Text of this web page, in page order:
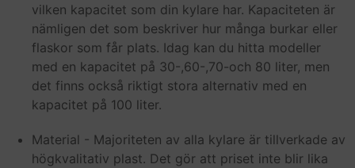
vilken kapacitet som din kylare har. Kapaciteten är
nämligen det som beskriver hur många burkar eller
flaskor som får plats. Idag kan du hitta modeller
med en kapacitet på 30-,60-,70-och 80 liter, men
det finns också riktigt stora alternativ med en
kapacitet på 100 liter.
Material - Majoriteten av alla kylare är tillverkade av
högkvalitativ plast. Det gör att priset inte blir lika